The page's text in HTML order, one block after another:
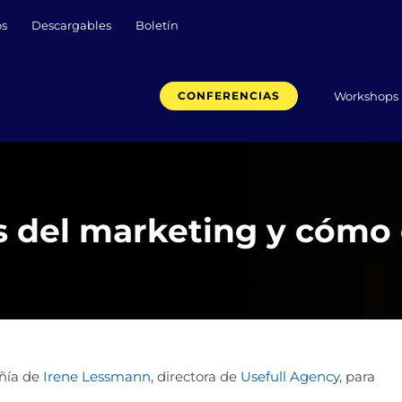
Descargables Boletín
CONFERENCIAS Workshops
del marketing y
de Irene Lessmann, directora de Usefull Agency, para